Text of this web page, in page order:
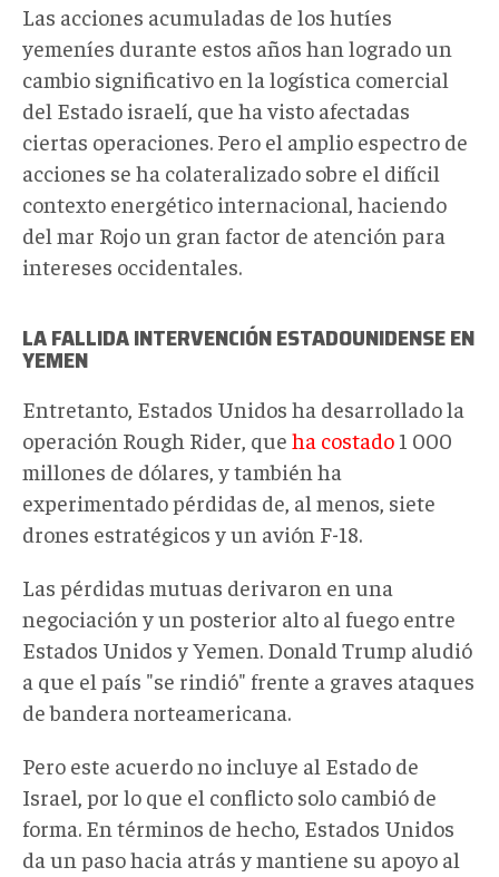
Las acciones acumuladas de los hutíes
yemeníes durante estos años han logrado un
cambio significativo en la logística comercial
del Estado israelí, que ha visto afectadas
ciertas operaciones. Pero el amplio espectro de
acciones se ha colateralizado sobre el difícil
contexto energético internacional, haciendo
del mar Rojo un gran factor de atención para
intereses occidentales.
LA FALLIDA INTERVENCIÓN ESTADOUNIDENSE EN
YEMEN
Entretanto, Estados Unidos ha desarrollado la
operación Rough Rider, que ha costado 1 000
millones de dólares, y también ha
experimentado pérdidas de, al menos, siete
drones estratégicos y un avión F-18.
Las pérdidas mutuas derivaron en una
negociación y un posterior alto al fuego entre
Estados Unidos y Yemen. Donald Trump aludió
a que el país "se rindió" frente a graves ataques
de bandera norteamericana.
Pero este acuerdo no incluye al Estado de
Israel, por lo que el conflicto solo cambió de
forma. En términos de hecho, Estados Unidos
da un paso hacia atrás y mantiene su apoyo al